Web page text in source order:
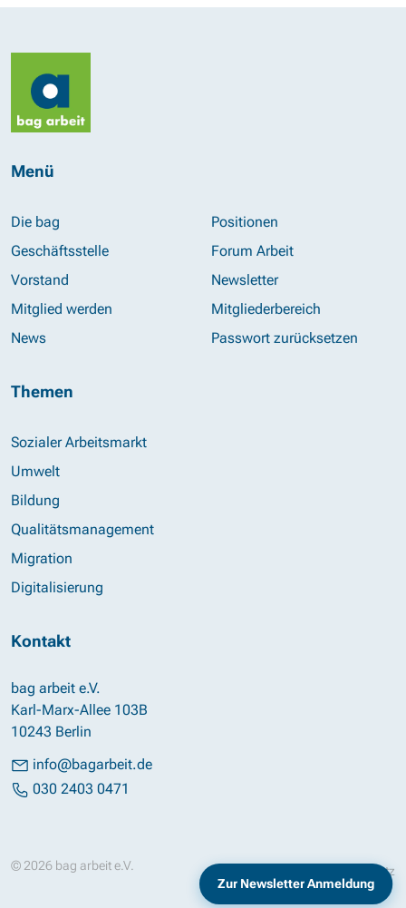
Menü
Die bag
Geschäftsstelle
Vorstand
Mitglied werden
News
Positionen
Forum Arbeit
Newsletter
Mitgliederbereich
Passwort zurücksetzen
Themen
Sozialer Arbeitsmarkt
Umwelt
Bildung
Qualitätsmanagement
Migration
Digitalisierung
Kontakt
bag arbeit e.V.
Karl-Marx-Allee 103B
10243 Berlin
info@bagarbeit.de
030 2403 0471
© 2026 bag arbeit e.V. Datenschutz
Zur Newsletter Anmeldung